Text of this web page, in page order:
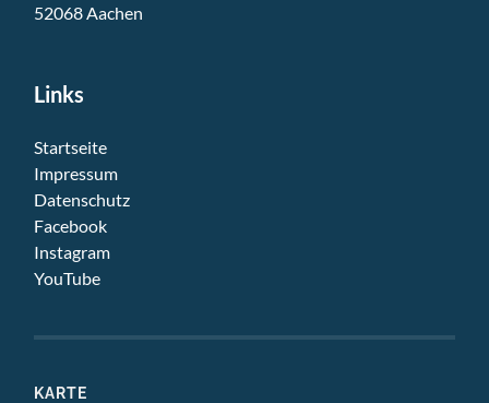
52068 Aachen
Links
Startseite
Impressum
Datenschutz
Facebook
Instagram
YouTube
KARTE